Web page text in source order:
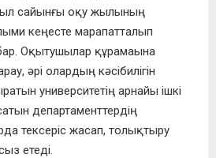
сайынғы оқу жылының
кеңесте марапатталып
Оқытушылар құрамаына
әрі олардың кәсібилігін
университетің арнайы ішкі
департаменттердің
тексеріс жасап, толықтыру
етеді.